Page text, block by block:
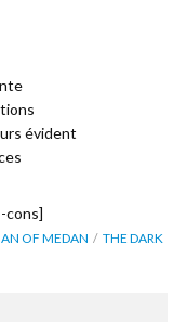
évident
cons]
OF MEDAN
THE DARK